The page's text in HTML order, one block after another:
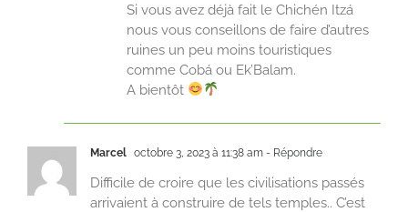
Si vous avez déjà fait le Chichén Itzá
nous vous conseillons de faire d’autres
ruines un peu moins touristiques
comme Cobá ou Ek’Balam.
A bientôt
Marcel octobre 3, 2023 à 11:38 am - Répondre
Difficile de croire que les civilisations passés
arrivaient à construire de tels temples.. C’est